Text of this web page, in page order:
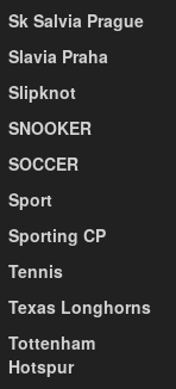
Sk Salvia Prague
Slavia Praha
Slipknot
SNOOKER
SOCCER
Sport
Sporting CP
Tennis
Texas Longhorns
Tottenham
Hotspur